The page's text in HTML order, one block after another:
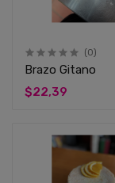
(0)
Brazo Gitano
$22,39